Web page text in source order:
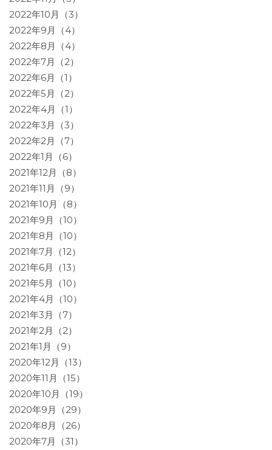
2022年10月（3）
2022年9月（4）
2022年8月（4）
2022年7月（2）
2022年6月（1）
2022年5月（2）
2022年4月（1）
2022年3月（3）
2022年2月（7）
2022年1月（6）
2021年12月（8）
2021年11月（9）
2021年10月（8）
2021年9月（10）
2021年8月（10）
2021年7月（12）
2021年6月（13）
2021年5月（10）
2021年4月（10）
2021年3月（7）
2021年2月（2）
2021年1月（9）
2020年12月（13）
2020年11月（15）
2020年10月（19）
2020年9月（29）
2020年8月（26）
2020年7月（31）